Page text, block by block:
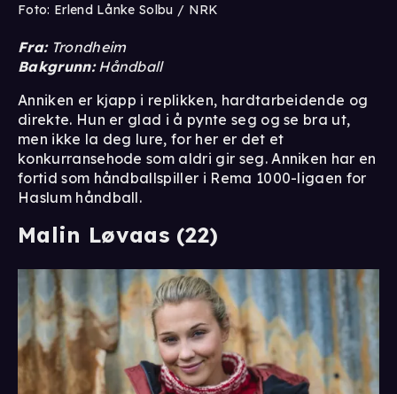
Foto: Erlend Lånke Solbu / NRK
Fra:Trondheim
Bakgrunn:Håndball
Anniken er kjapp i replikken, hardtarbeidende og
direkte. Hun er glad i å pynte seg og se bra ut,
men ikke la deg lure, for her er det et
konkurransehode som aldri gir seg. Anniken har en
fortid som håndballspiller i Rema 1000-ligaen for
Haslum håndball.
Malin Løvaas (22)